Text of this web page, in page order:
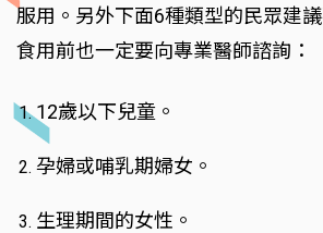
服用。另外下面6種類型的民眾建
食用前也一定要向專業醫師諮詢：
12歲以下兒童。
孕婦或哺乳期婦女。
生理期間的女性。